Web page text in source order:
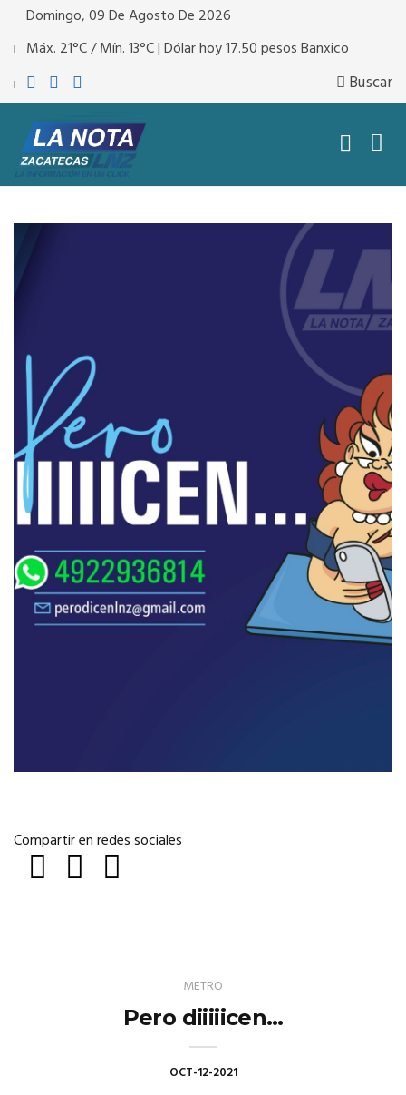
Domingo, 09 De Agosto De 2026
Máx. 21°C / Mín. 13°C | Dólar hoy 17.50 pesos Banxico
Buscar
Compartir en redes sociales
METRO
Pero diiiiicen…
OCT-12-2021